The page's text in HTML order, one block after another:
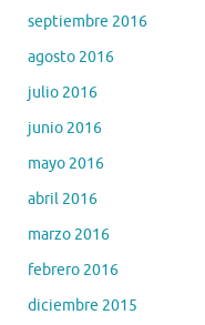
septiembre 2016
agosto 2016
julio 2016
junio 2016
mayo 2016
abril 2016
marzo 2016
febrero 2016
diciembre 2015